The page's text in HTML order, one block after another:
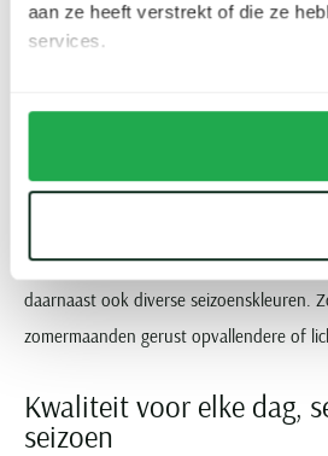
aan ze heeft verstrekt of die ze
services.
Op het gebied van kleur is er tevens een
basiskleuren zoals donkerblauw, grijs,
de liefhebber van een mooie herfstkleur
roestrood is er ook voldoende keuze.
Bekijk dan eens de Profuomo truien in
beige. Met de intrede van verschillende
daarnaast ook diverse seizoenskleuren.
zomermaanden gerust opvallendere of
Kwaliteit voor elke dag,
seizoen